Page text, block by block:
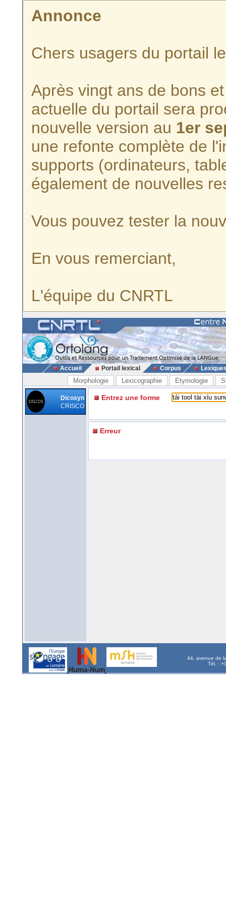
Annonce
Chers usagers du portail
Après vingt ans de bons
actuelle du portail sera
nouvelle version au 1er
une refonte complète de
supports (ordinateurs,
également de nouvelles
Vous pouvez tester la
En vous remerciant,
L'équipe du CNRTL
Accueil Portail lexical Corpus
Morphologie Lexicographie Etymologie
Dicosyn
CRISCO
Entrez une forme
Erreur
44, avenue de
Tél. :